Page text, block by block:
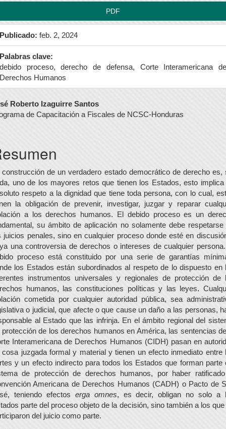
PDF
Publicado: feb. 2, 2024
Palabras clave:
debido proceso, derecho de defensa, Corte Interamericana de
Derechos Humanos
Roberto Izaguirre Santos
de Capacitación a Fiscales de NCSC-Honduras
construcción de un verdadero estado democrático de derecho es,
uno de los mayores retos que tienen los Estados, esto implica
respeto a la dignidad que tiene toda persona, con lo cual,
la obligación de prevenir, investigar, juzgar y reparar
a los derechos humanos. El debido proceso es un
su ámbito de aplicación no solamente debe respetarse
juicios penales, sino en cualquier proceso donde esté en
una controversia de derechos o intereses de cualquier
proceso está constituido por una serie de garantías
los Estados están subordinados al respeto de lo dispuesto en
instrumentos universales y regionales de protección de
humanos, las constituciones políticas y las leyes.
cometida por cualquier autoridad pública, sea
o judicial, que afecte o que cause un daño a las personas,
al Estado que las infrinja. En el ámbito regional del
protección de los derechos humanos en América, las sentencias
Interamericana de Derechos Humanos (CIDH) pasan en
cosa juzgada formal y material y tienen un efecto inmediato entre
y un efecto indirecto para todos los Estados que forman parte
de protección de derechos humanos, por haber
Americana de Derechos Humanos (CADH) o Pacto de
teniendo efectos erga omnes, es decir, obligan no solo a
parte del proceso objeto de la decisión, sino también a los que
del juicio como parte.